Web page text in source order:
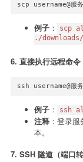
scp username@
例子 ： scp
./downloads/
6. 直接执行远程命令
ssh username@服
例子 ： ssh
注释 ：登录
本。
7. SSH 隧道（端口转